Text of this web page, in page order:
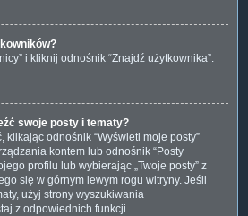
i kliknij odnośnik “Znajdź użytkownika”.
swoje posty i tematy?
klikając odnośnik “Wyświetl moje posty”
kontem lub odnośnik “Posty
profilu lub wybierając „Twoje posty” z
się w górnym lewym rogu witryny. Jeśli
użyj strony wyszukiwania
z odpowiednich funkcji.